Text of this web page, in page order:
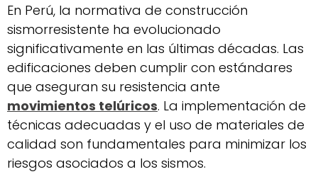
En Perú, la normativa de construcción
sismorresistente ha evolucionado
significativamente en las últimas décadas. Las
edificaciones deben cumplir con estándares
que aseguran su resistencia ante
movimientos telúricos. La implementación de
técnicas adecuadas y el uso de materiales de
calidad son fundamentales para minimizar los
riesgos asociados a los sismos.